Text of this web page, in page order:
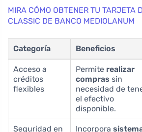
MIRA CÓMO OBTENER TU TARJETA
CLASSIC DE BANCO MEDIOLANUM
Categoría Beneficios
Acceso a
créditos
flexibles
Permite realizar
compras sin
necesidad de
el efectivo
disponible.
Seguridad en Incorpora